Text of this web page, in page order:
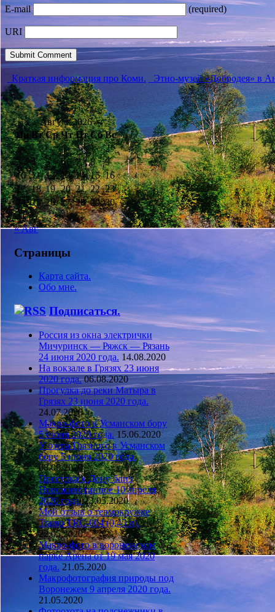
E-mail (required)
URI
Краткая информация про Коми. Этно-музей «Добродея» в
Август 2026
Пн Вт Ср Чт Пт Сб Вс
1
2
3
4 5 6 7 8
9
10 11 12 13 14 15 16
17 18 19 20 21 22 23
24 25 26 27 28 29 30
31
« Авг
Страницы
Карта сайта.
Обо мне.
Подписаться.
Россия из окна электрички
Мичуринск — Ряжск — Рязань
24 июня 2020 года. 14.08.2020
На вокзале в Грязях 23 июня
2020 года. 06.08.2020
Прогулка до реки Матыра в
Грязях 23 июня 2020 года.
24.07.2020
Макро-фото в Усманском бору
5 июня 2020 года. 15.06.2020
У озера Грязного в Усманском
бору 5 июня 2020 года.
08.06.2020
Прогулка к Дону близ
Новоживотинное 10 апреля
2020 года. 23.05.2020
Мой отзыв о термокружке
Tramp TRC-004 (0,45 л).
22.05.2020
Макро-фото в воронежском
парке Арена от 19 мая 2020
года. 21.05.2020
Макрофотография природы под
Воронежем 9 апреля 2020 года.
21.05.2020